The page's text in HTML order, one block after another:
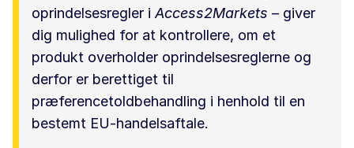
oprindelsesregler i Access2Markets – giver
dig mulighed for at kontrollere, om et
produkt overholder oprindelsesreglerne og
derfor er berettiget til
præferencetoldbehandling i henhold til en
bestemt EU-handelsaftale.